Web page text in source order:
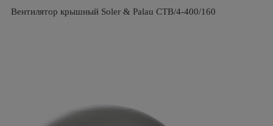
Вентилятор крышный Soler & Palau CTB/4-400/160